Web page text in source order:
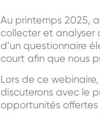
Au printemps 2025,
collecter et analyser
d’un questionnaire
court afin que nous
Lors de ce
discuterons avec le
opportunités offertes